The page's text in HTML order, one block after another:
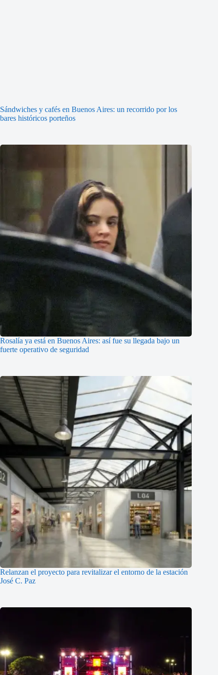
Sándwiches y cafés en Buenos Aires: un recorrido por los
bares históricos porteños
Rosalía ya está en Buenos Aires: así fue su llegada bajo un
fuerte operativo de seguridad
Relanzan el proyecto para revitalizar el entorno de la estación
José C. Paz